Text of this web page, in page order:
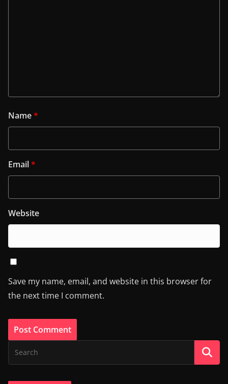
Name*
Email*
Website
Save my name, email, and website in this browser for
the next time I comment.